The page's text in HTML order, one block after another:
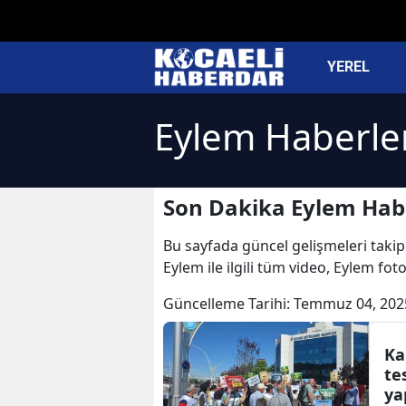
YEREL
Eylem
Son Dakika Eylem
Bu sayfada güncel gelişmeleri
Eylem ile ilgili tüm video, Eylem
Güncelleme Tarihi: Temmuz 04,